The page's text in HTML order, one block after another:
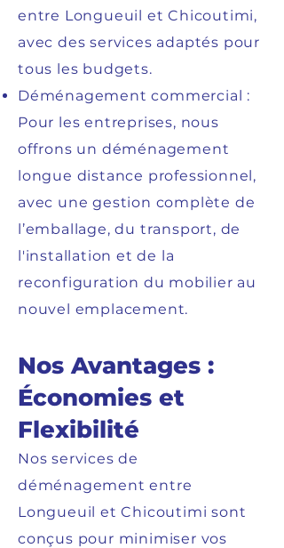
entre Longueuil et Chicoutimi,
avec des services adaptés pour
tous les budgets.
Déménagement commercial :
Pour les entreprises, nous
offrons un déménagement
longue distance professionnel,
avec une gestion complète de
l’emballage, du transport, de
l'installation et de la
reconfiguration du mobilier au
nouvel emplacement.
Nos Avantages :
Économies et
Flexibilité
Nos services de
déménagement entre
Longueuil et Chicoutimi sont
conçus pour minimiser vos